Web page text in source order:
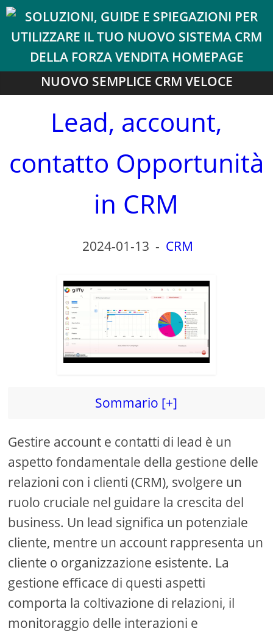
NUOVO SEMPLICE CRM VELOCE
Lead, account,
contatto Opportunità
in CRM
2024-01-13 - CRM
Sommario [+]
Gestire account e contatti di lead è un
aspetto fondamentale della gestione delle
relazioni con i clienti (CRM), svolgere un
ruolo cruciale nel guidare la crescita del
business. Un lead significa un potenziale
cliente, mentre un account rappresenta un
cliente o organizzazione esistente. La
gestione efficace di questi aspetti
comporta la coltivazione di relazioni, il
monitoraggio delle interazioni e